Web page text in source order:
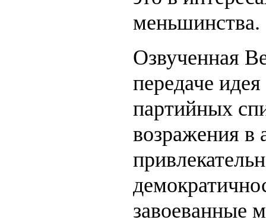
меньшинства.
Озвученная
передаче
партийных
возражения в
завоеванные